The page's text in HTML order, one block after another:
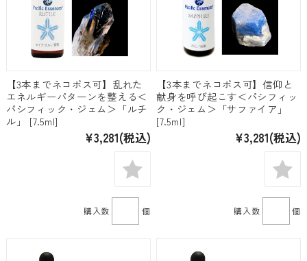
【3本までネコポス可】乱れた
エネルギーパターンを整える＜
パシフィック・ジェム＞「ルチ
ル」 [7.5ml]
¥3,281(税込)
購入数 個
【3本までネコポス可】信仰と
献身を呼び起こす＜パシフィッ
ク・ジェム＞「サファイア」
[7.5ml]
¥3,281(税込)
購入数 個